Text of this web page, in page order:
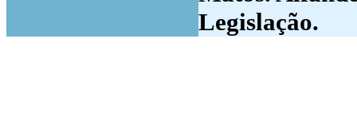
Legislação.